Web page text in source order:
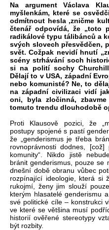
Na argument Václava
myšlenkám, které se
odmítnout hesla ‚zničme
čtenář odpovídá, že „toto
radikálové typu tálibánců a
svých slovech přesvědčen,
svět. Cožpak nevidí hnutí
scény strhávání soch
si na polití sochy
Dělají to v USA, západní
nebo komunisté? Ne, to
na západní civilizaci vidí
oni, byla zločinná,
tomuto trendu dlouhodobě
Proti Klausově pozici, že
postupy spojené s pastí
že „genderismus je třeba
rovnoprávnosti dodnes,
komunity“. Nikdo jistě
bránit genderismus, pouze se
dnešní době obranu vůbec
rozpínající ideologie, která si
rukojmí, ženy jim slouží
kterým hlasatelé genderismu
své politické cíle – konstrukci
ve které se většina musí
historií ověřené stereotypy
být rozbity.